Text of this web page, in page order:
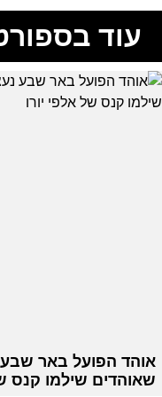
עוד
אוהד הפועל באר
שאוהדים שילמו קנס